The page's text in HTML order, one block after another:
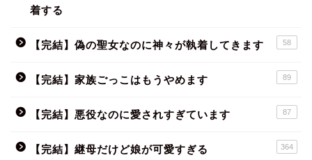
着する
【完結】偽の聖女なのに神々が執着してきます 58
【完結】家族ごっこはもうやめます 89
【完結】悪役なのに愛されすぎています 87
【完結】継母だけど娘が可愛すぎる 364